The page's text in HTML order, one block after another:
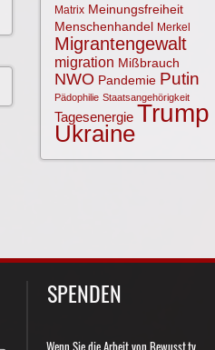
Matrix Meinungsfreiheit
Menschenhandel Merkel
Migrantengewalt
migration Mißbrauch
NWO Pandemie Putin
Pädophilie Staatsangehörigkeit
Tagesenergie Trump
Ukraine
SPENDEN
Wenn Sie die Arbeit von Bewusst.tv